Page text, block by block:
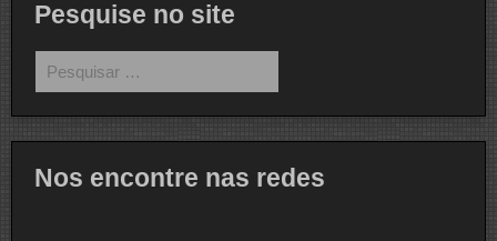
Pesquise no site
por:
Nos encontre nas redes